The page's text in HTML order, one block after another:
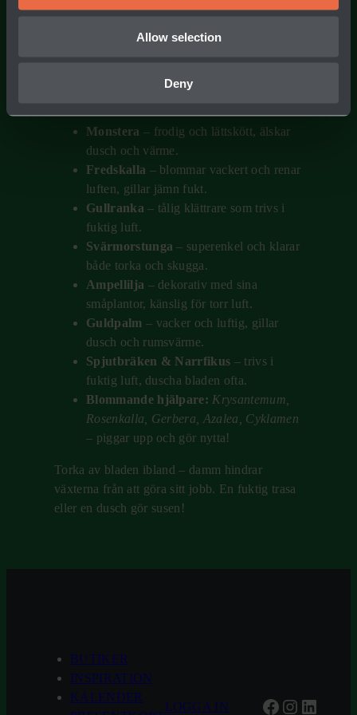
Allow selection
Deny
BÄTTRE INOMHUSMILJÖ
Gröna växter med stora blad är riktiga
Monstera – frodig och lättskött, älskar
dusch och värme.
Fredskalla – blommar vackert och renar
luften, gillar jämn fukt.
Gullranka – tålig klättrare som trivs i
fuktig luft.
Svärmorstunga – superenkel och klarar
både torka och skugga.
Ampellilja – dekorativ med sina
småplantor, känslig för torr luft.
Guldpalm – vacker och luftig, gillar
dusch och rumsvärme.
Spjutbräken & Narrfikus – trivs i
fuktig luft, duscha bladen ofta.
Blommande hjälpare: Krysantemum,
Rosenkalla, Gerbera, Azalea, Cyklamen
– piggar upp och gör nytta!
Torka av bladen ibland – damm hindrar
växterna från att göra sitt jobb. En fuktig trasa
eller en dusch gör susen!
BUTIKER
INSPIRATION
KALENDER
LOGGA IN Facebook